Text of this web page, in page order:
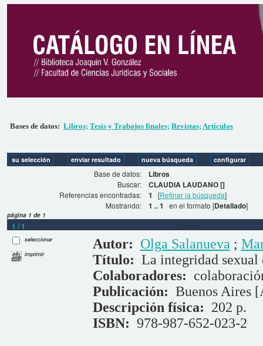
Bases de datos: Libros; Tesis y Trabajos finales; Revistas;Artículos
Base de datos: Libros
Buscar: CLAUDIA LAUDANO []
Referencias encontradas: 1 [Refinar la búsqueda]
Mostrando:
1 .. 1 en el formato [Detallado]
página 1 de 1
1 / 1 Libros
seleccionar
imprimir
Autor: Olga Salanueva ;
Título: La integridad sexual
Colaboradores:
Publicación: Buenos Aires
Descripción física: 202 p.
ISBN: 978-987-652-023-2